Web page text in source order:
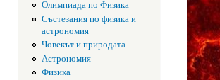
Олимпиада по Физика
Състезания по физика и
астрономия
Човекът и природата
Астрономия
Физика